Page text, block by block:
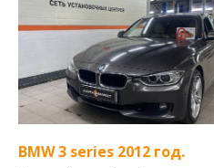
BMW 3 series 2012 год.